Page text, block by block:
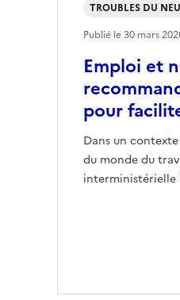
Emploi et
pour
Dans un
du monde du
interministérielle
TROUBLES DU
Publié le30 mars